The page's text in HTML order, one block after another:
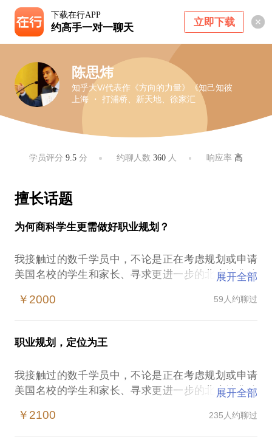
下载在行APP
约高手一对一聊天 立即下载
陈思炜
知乎大V/代表作《方向的力量》《知己知彼
上海 ・ 打浦桥、新天地、徐家汇
学员评分9.5 分 约聊人数360 人 响应率 高
擅长话题
为何商科学生更需做好职业规划？
我接触过的数千学员中，不论是正在考虑规划或申请
美国名校的学生和家长、寻求更进一步的北大清华哈
展陷入瓶颈的银行支行行长、会计师事务所合伙人、
士丹利工作10年的IT项目经理、于四大工作多年的资
深审计或税务咨询师和五百强企业的高级财务人员。
最诚恳的帮助：
→1. 基于大量行业在职者（从基层到中层到高层）的
展开全部
￥2000 59人约聊过
职业规划，定位为王
我接触过的数千学员中，不论是正在考虑规划或申请
美国名校的学生和家长、寻求更进一步的北大清华哈
展陷入瓶颈的银行支行行长、会计师事务所合伙人、
展开全部
￥2100 235人约聊过